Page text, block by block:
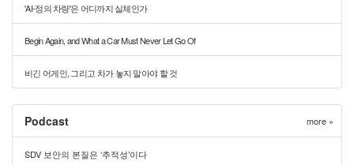
'AI-정의 차량'은 어디까지 실체인가
Begin Again, and What a Car Must Never Let Go Of
비긴 어게인, 그리고 차가 놓지 말아야 할 것
Podcast more »
SDV 보안의 본질은 ‘추적성’이다